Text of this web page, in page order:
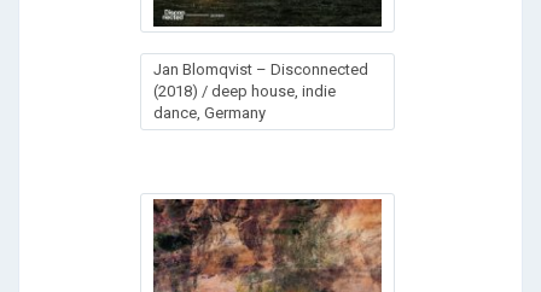
Jan Blomqvist – Disconnected
(2018) / deep house, indie
dance, Germany